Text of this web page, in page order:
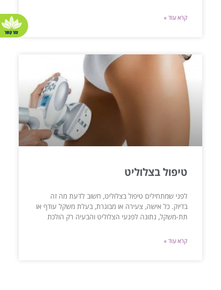
קרא עוד »
טיפול בצלוליט
לפני שמתחילים טיפול בצלוליט, חשוב לדעת מה זה
בדיוק. כל אישה, צעירה או מבוגרת, בעלת משקל עודף או
תת-משקל, נתונה לפגעי הצלוליט והבעיה רק הולכת
קרא עוד »